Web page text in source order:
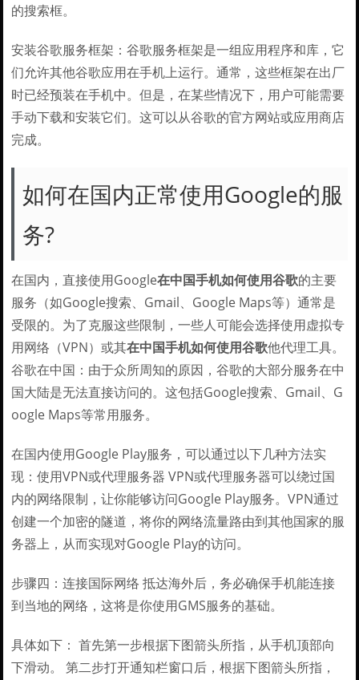
的搜索框。
安装谷歌服务框架：谷歌服务框架是一组应用程序和库，它
们允许其他谷歌应用在手机上运行。通常，这些框架在出厂
时已经预装在手机中。但是，在某些情况下，用户可能需要
手动下载和安装它们。这可以从谷歌的官方网站或应用商店
完成。
如何在国内正常使用Google的服
务?
在国内，直接使用Google在中国手机如何使用谷歌的主要
服务（如Google搜索、Gmail、Google Maps等）通常是
受限的。为了克服这些限制，一些人可能会选择使用虚拟专
用网络（VPN）或其在中国手机如何使用谷歌他代理工具。
谷歌在中国：由于众所周知的原因，谷歌的大部分服务在中
国大陆是无法直接访问的。这包括Google搜索、Gmail、G
oogle Maps等常用服务。
在国内使用Google Play服务，可以通过以下几种方法实
现：使用VPN或代理服务器 VPN或代理服务器可以绕过国
内的网络限制，让你能够访问Google Play服务。VPN通过
创建一个加密的隧道，将你的网络流量路由到其他国家的服
务器上，从而实现对Google Play的访问。
步骤四：连接国际网络 抵达海外后，务必确保手机能连接
到当地的网络，这将是你使用GMS服务的基础。
具体如下： 首先第一步根据下图箭头所指，从手机顶部向
下滑动。 第二步打开通知栏窗口后，根据下图箭头所指，